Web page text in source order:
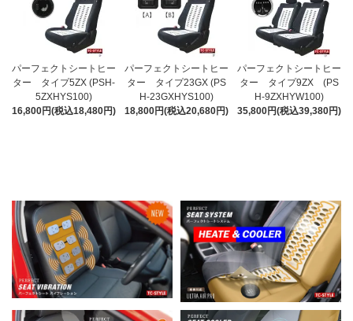
パーフェクトシートヒー
ター タイプ5ZX (PSH-
5ZXHYS100)
16,800円(税込18,480円)
パーフェクトシートヒー
ター タイプ23GX (PS
H-23GXHYS100)
18,800円(税込20,680円)
パーフェクトシートヒー
ター タイプ9ZX (PS
H-9ZXHYW100)
35,800円(税込39,380円)